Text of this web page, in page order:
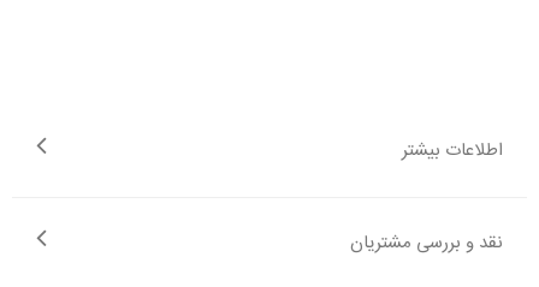
اطلاعات بیشتر
نقد و بررسی مشتریان